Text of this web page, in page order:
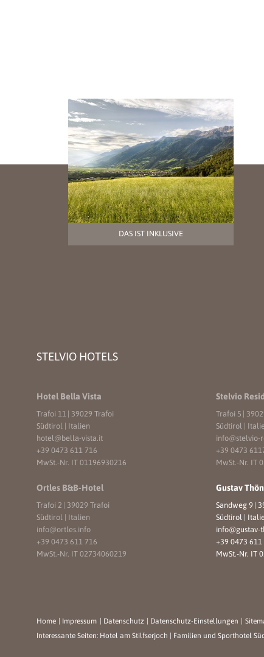
DAS IST INKLUSIVE
STELVIO HOTELS
Hotel Bella Vista
Trafoi 11 | 39029 Trafoi
Südtirol | Italien
hotel@bella-vista.it
+39 0473 611 716
MwSt.-Nr. IT 01196930216
Stelvio
Trafoi 5 |
Südtirol |
info@stelvio-
+39 0473
MwSt.-Nr. IT
Ortles B&B-Hotel
Trafoi 2
39029 Trafoi
Südtirol | Italien
info@ortles.info
+39 0473 611 716
MwSt.-Nr. IT 02734060219
Gustav
Sandweg 9 |
Südtirol |
info@gustav-
+39 0473 611
MwSt.-Nr. IT
Home | Impressum | Datenschutz | Datenschutz-Einstellungen |
Interessante Seiten: Hotel am Stilfserjoch | Familien und Sporthotel